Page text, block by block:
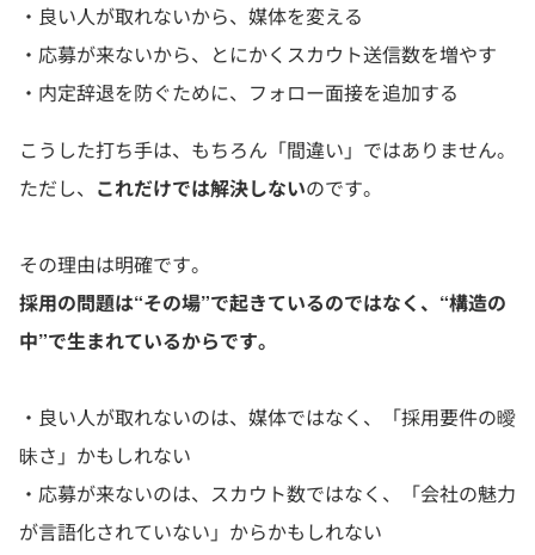
・良い人が取れないから、媒体を変える
・応募が来ないから、とにかくスカウト送信数を増やす
・内定辞退を防ぐために、フォロー面接を追加する
こうした打ち手は、もちろん「間違い」ではありません。
ただし、 これだけでは解決しないのです。
その理由は明確です。
採用の問題は“その場”で起きているのではなく、“構造の
中”で生まれているからです。
・良い人が取れないのは、媒体ではなく、「採用要件の曖
昧さ」かもしれない
・応募が来ないのは、スカウト数ではなく、「会社の魅力
が言語化されていない」からかもしれない